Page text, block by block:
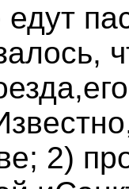
едут
2)